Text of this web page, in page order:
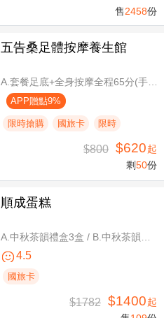
售2458份
五告桑足體按摩養生館
A.套餐足底+全身按摩全程65分(手技60分) / B.套餐足底+全身按摩全程95分(手技90分)
APP贈點9%
限時搶購 國旅卡 限時
$800 $620起
剩50份
順成蛋糕
4.5
國旅卡
$1782 $1400起